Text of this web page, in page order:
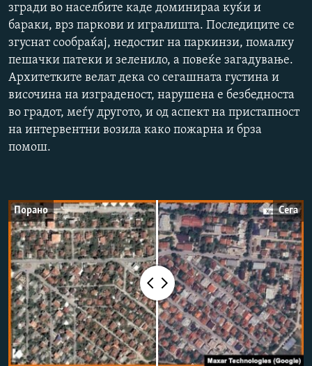
РСЕ веб страници
згради во населбите каде доминираа куќи и
бараки, врз паркови и игралишта. Последиците се
згуснат сообраќај, недостиг на паркинзи, помалку
пешачки патеки и зеленило, а повеќе загадување.
Архитетките велат дека со сегашната густина и
височина на изграденост, нарушена е безбедноста
во градот, меѓу другото, и од аспект на пристапност
на интервентни возила како пожарна и брза
помош.
Порано Сега